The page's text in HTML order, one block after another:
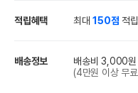
적립혜택 최대150점 적립
배송정보 배송비 3,000원
(4만원 이상 무